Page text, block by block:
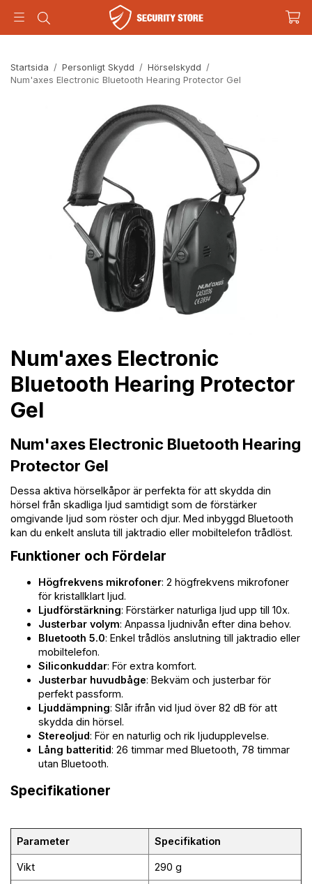
Startsida / Personligt Skydd / Hörselskydd /
Num'axes Electronic Bluetooth Hearing Protector Gel
Num'axes Electronic
Bluetooth Hearing Protector
Gel
Num'axes Electronic Bluetooth Hearing
Protector Gel
Dessa aktiva hörselkåpor är perfekta för att skydda din
hörsel från skadliga ljud samtidigt som de förstärker
omgivande ljud som röster och djur. Med inbyggd Bluetooth
kan du enkelt ansluta till jaktradio eller mobiltelefon trådlöst.
Funktioner och Fördelar
Högfrekvens mikrofoner: 2 högfrekvens mikrofoner
för kristallklart ljud.
Ljudförstärkning: Förstärker naturliga ljud upp till 10x.
Justerbar volym: Anpassa ljudnivån efter dina behov.
Bluetooth 5.0: Enkel trådlös anslutning till jaktradio eller
mobiltelefon.
Siliconkuddar: För extra komfort.
Justerbar huvudbåge: Bekväm och justerbar för
perfekt passform.
Ljuddämpning: Slår ifrån vid ljud över 82 dB för att
skydda din hörsel.
Stereoljud: För en naturlig och rik ljudupplevelse.
Lång batteritid: 26 timmar med Bluetooth, 78 timmar
utan Bluetooth.
Specifikationer
Parameter Specifikation
Vikt 290 g